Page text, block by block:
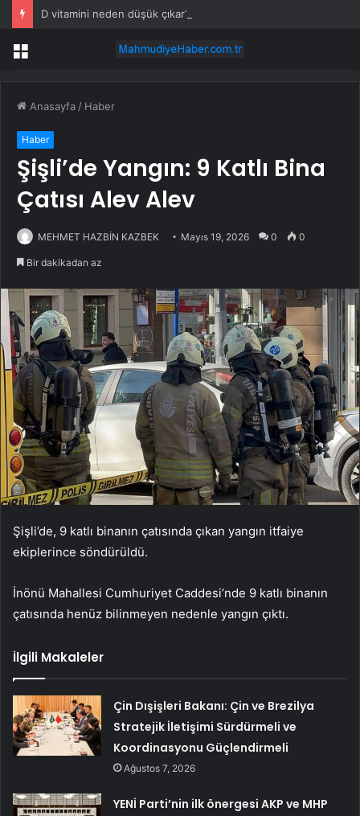
D vitamini neden düşük çıkar?
Menü
Anasayfa / Haber
Haber
Şişli’de Yangın: 9 Katlı Bina
Çatısı Alev Alev
MEHMET HAZBİN KAZBEK Mayıs 19, 2026 0 0
Bir dakikadan az
Şişli’de, 9 katlı binanın çatısında çıkan yangın itfaiye
ekiplerince söndürüldü.
İnönü Mahallesi Cumhuriyet Caddesi’nde 9 katlı binanın
çatısında henüz bilinmeyen nedenle yangın çıktı.
İlgili Makaleler
Çin Dışişleri Bakanı: Çin ve Brezilya
Stratejik İletişimi Sürdürmeli ve
Koordinasyonu Güçlendirmeli
Ağustos 7, 2026
YENİ Parti’nin ilk önergesi AKP ve MHP